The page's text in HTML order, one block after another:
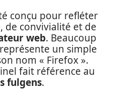
conçu pour refléter
de convivialité et de
web. Beaucoup
un simple
nom « Firefox ».
fait référence au
fulgens.